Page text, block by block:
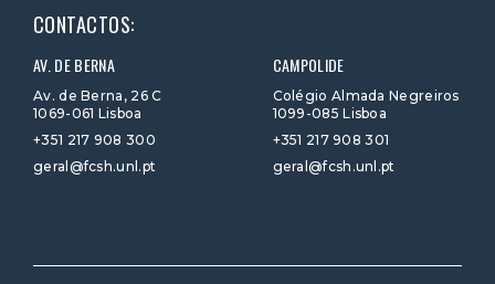
CONTACTOS:
AV. DE BERNA
Av. de Berna, 26 C
1069-061 Lisboa
+351 217 908 300
geral@fcsh.unl.pt
CAMPOLIDE
Colégio Almada Negreiros
1099-085 Lisboa
+351 217 908 301
geral@fcsh.unl.pt